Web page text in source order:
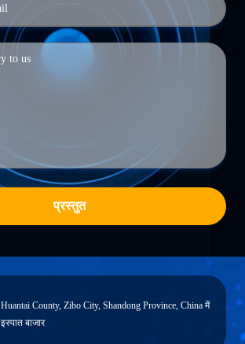
प्रस्तुत
Huantai County, Zibo City, Shandong Province, China में
इस्पात बाजार